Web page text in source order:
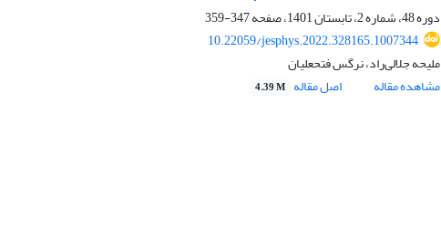
دوره 48، شماره 2، تابستان 1401، صفحه
347-359
10.22059/jesphys.2022.328165.1007344
ملیحه جلالی‌راد، نرگس فتحعلیان
مشاهده مقاله
اصل مقاله 4.39 M